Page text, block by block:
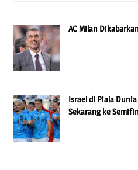
AC Milan
Israel di Piala
Sekarang ke